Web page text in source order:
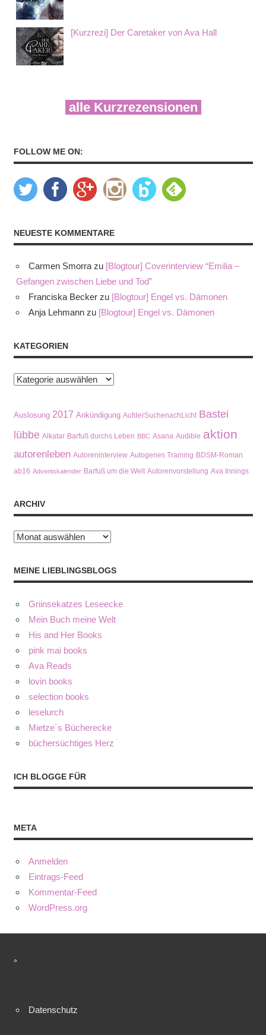
[Kurzrezi] Der Caretaker von Ava Hall
alle Kurzrezensionen
FOLLOW ME ON:
NEUESTE KOMMENTARE
Carmen Smorra zu [Blogtour] Coverinterview “Emilia –
Gefangen zwischen Liebe und Tod”
Franciska Becker zu [Blogtour] Engel vs. Dämonen
Anja Lehmann zu [Blogtour] Engel vs. Dämonen
KATEGORIEN
Kategorien
Auslosung 2017 Ankündigung AufderSuchenachLicht Bastei
lübbe Alkatar Barfuß durchs Leben BBC Asana Audible aktion
autorenleben Autoreninterview Autogenes Training BDSM-Roman
ab16 Adventskalender Barfuß um die Welt Autorenvorstellung Ava Innings
ARCHIV
Archiv
MEINE LIEBLINGSBLOGS
Griinsekatzes Leseecke
Mein Buch meine Welt
His and Her Books
pink mai books
Ava Reads
lovin books
selection books
leselurch
Mietze´s Bücherecke
büchersüchtiges Herz
ICH BLOGGE FÜR
META
Anmelden
Eintrags-Feed
Kommentar-Feed
WordPress.org
°
Datenschutz